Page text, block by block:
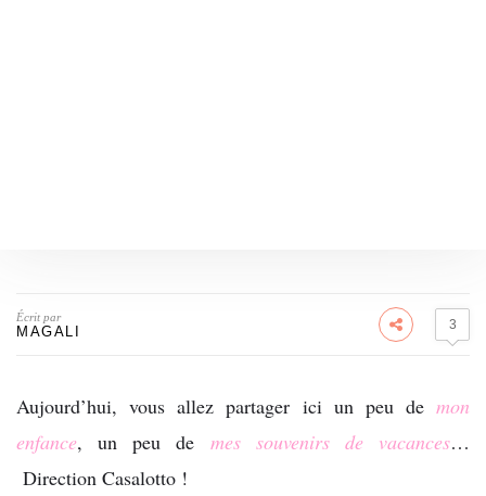
Écrit par
MAGALI 3
Aujourd’hui, vous allez partager ici un peu de mon
enfance, un peu de mes souvenirs de vacances…
Direction Casalotto !